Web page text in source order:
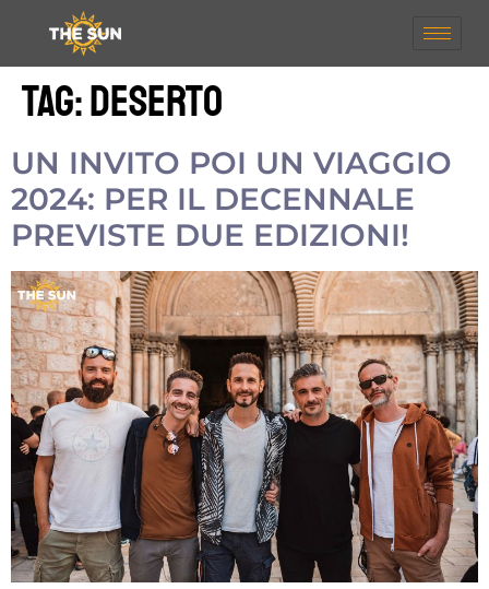
Tag:deserto
UN INVITO POI UN VIAGGIO
2024: PER IL DECENNALE
PREVISTE DUE EDIZIONI!